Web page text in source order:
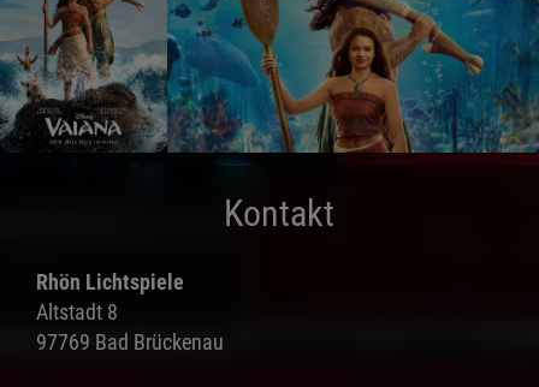
Kontakt
Rhön Lichtspiele
Altstadt 8
97769 Bad Brückenau